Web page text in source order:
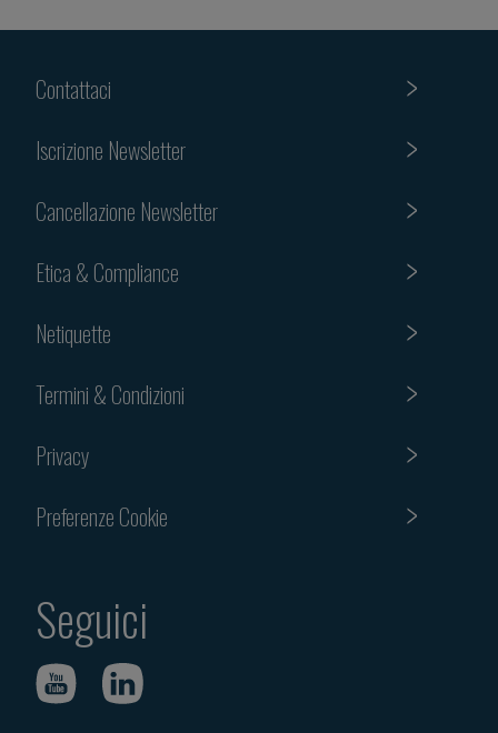
Contattaci
Iscrizione Newsletter
Cancellazione Newsletter
Etica & Compliance
Netiquette
Termini & Condizioni
Privacy
Preferenze Cookie
Seguici